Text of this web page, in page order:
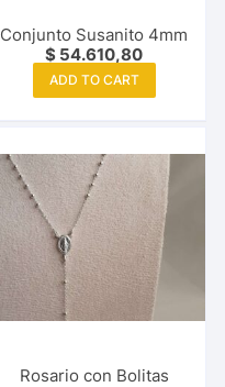
Conjunto Susanito 4mm
$ 54.610,80
ADD TO CART
Rosario con Bolitas